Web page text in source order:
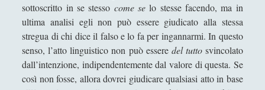
Un paradosso per lo storicismo - Il
futuro è imprevedibile
► Scienze Cognitive(30)
► Storia Della Filosofia(14)
Corsi Di Filosofia
sottoscritto in se stesso come se lo stesse facendo, ma in
ultima analisi egli non può essere giudicato alla stessa
stregua di chi dice il falso e lo fa per ingannarmi. In questo
senso, l’atto linguistico non può essere del tutto svincolato
dall’intenzione, indipendentemente dal valore di questa. Se
così non fosse, allora dovrei giudicare qualsiasi atto in base